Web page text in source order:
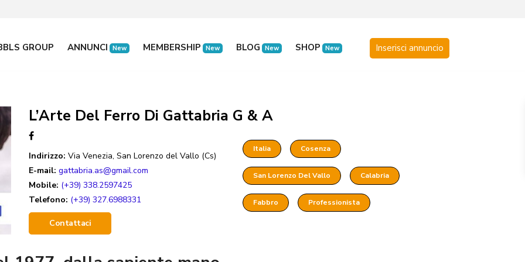
GROUP ANNUNCI New MEMBERSHIP New BLOG New SHOP New
L’Arte Del Ferro Di Gattabria G & A
Indirizzo: Via Venezia, San Lorenzo del Vallo (Cs)
E-mail: gattabria.as@gmail.com
Mobile: (+39) 338.2597425
Telefono: (+39) 327.6988331
Contattaci
Italia Cosenza
San Lorenzo Del Vallo Calabria
Fabbro Professionista